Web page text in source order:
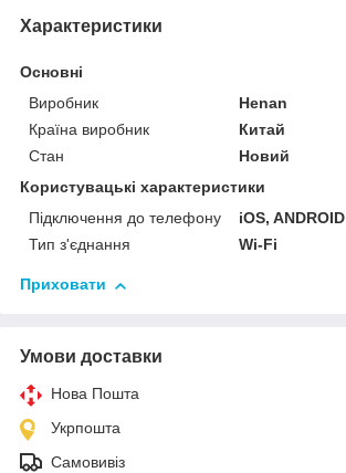
Характеристики
Основні
Виробник
Henan
Країна виробник
Китай
Стан
Новий
Користувацькі характеристики
Підключення до телефону
iOS, ANDROID
Тип з'єднання
Wi-Fi
Приховати
Умови доставки
Нова Пошта
Укрпошта
Самовивіз